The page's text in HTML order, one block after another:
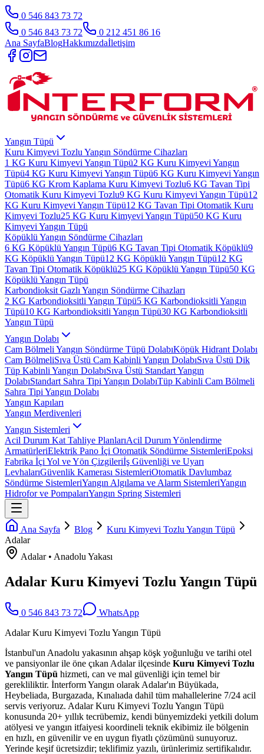
0 546 843 73 72
0 546 843 73 72
0 212 451 86 16
Ana SayfaBlogHakkımızdaİletişim
Yangın Tüpü
Kuru Kimyevi Tozlu Yangın Söndürme Cihazları
1 KG Kuru Kimyevi Yangın Tüpü2 KG Kuru Kimyevi Yangın
Tüpü4 KG Kuru Kimyevi Yangın Tüpü6 KG Kuru Kimyevi Yangın
Tüpü6 KG Krom Kaplama Kuru Kimyevi Tozlu6 KG Tavan Tipi
Otomatik Kuru Kimyevi Tozlu9 KG Kuru Kimyevi Yangın Tüpü12
KG Kuru Kimyevi Yangın Tüpü12 KG Tavan Tipi Otomatik Kuru
Kimyevi Tozlu25 KG Kuru Kimyevi Yangın Tüpü50 KG Kuru
Kimyevi Yangın Tüpü
Köpüklü Yangın Söndürme Cihazları
6 KG Köpüklü Yangın Tüpü6 KG Tavan Tipi Otomatik Köpüklü9
KG Köpüklü Yangın Tüpü12 KG Köpüklü Yangın Tüpü12 KG
Tavan Tipi Otomatik Köpüklü25 KG Köpüklü Yangın Tüpü50 KG
Köpüklü Yangın Tüpü
Karbondioksit Gazlı Yangın Söndürme Cihazları
2 KG Karbondioksitli Yangın Tüpü5 KG Karbondioksitli Yangın
Tüpü10 KG Karbondioksitli Yangın Tüpü30 KG Karbondioksitli
Yangın Tüpü
Yangın Dolabı
Cam Bölmeli Yangın Söndürme Tüpü DolabıKöpük Hidrant Dolabı
Cam BölmeliSıva Üstü Cam Kabinli Yangın DolabıSıva Üstü Dik
Tüp Kabinli Yangın DolabıSıva Üstü Standart Yangın
DolabıStandart Sahra Tipi Yangın DolabıTüp Kabinli Cam Bölmeli
Sahra Tipi Yangın Dolabı
Yangın Kapıları
Yangın Merdivenleri
Yangın Sistemleri
Acil Durum Kat Tahliye PlanlarıAcil Durum Yönlendirme
ArmatürleriElektrik Pano İçi Otomatik Söndürme SistemleriEpoksi
Fabrika İçi Yol ve Yön Çizgileriİş Güvenliği ve Uyarı
LevhalarıGüvenlik Kamerası SistemleriOtomatik Davlumbaz
Söndürme SistemleriYangın Algılama ve Alarm SistemleriYangın
Hidrofor ve PompalarıYangın Spring Sistemleri
Ana Sayfa Blog
Kuru Kimyevi Tozlu Yangın Tüpü
Adalar
Adalar• Anadolu Yakası
Adalar Kuru Kimyevi Tozlu Yangın Tüpü
0 546 843 73 72
WhatsApp
Adalar Kuru Kimyevi Tozlu Yangın Tüpü
İstanbul'un Anadolu yakasının ahşap köşk yoğunluğu ve tarihi otel
ve pansiyonlar ile öne çıkan Adalar ilçesinde Kuru Kimyevi Tozlu
Yangın Tüpü hizmeti, can ve mal güvenliği için temel bir
gerekliliktir. İnterform Yangın olarak Adalar'ın Büyükada,
Heybeliada, Burgazada, Kınalıada dahil tüm mahallelerine 7/24 acil
servis veriyoruz. Adalar Kuru Kimyevi Tozlu Yangın Tüpü
konusunda 20+ yıllık tecrübemiz, kendi bünyemizdeki yetkili dolum
atölyesi ve yangın itfaiyesi koordineli teknik ekibimiz ile bölgenin
en hızlı, en güvenilir ve en uygun fiyatlı çözümünü sunuyoruz.
Yerinde keşif ücretsizdir; teklifimiz yazılı, ürünlerimiz sertifikalıdır.